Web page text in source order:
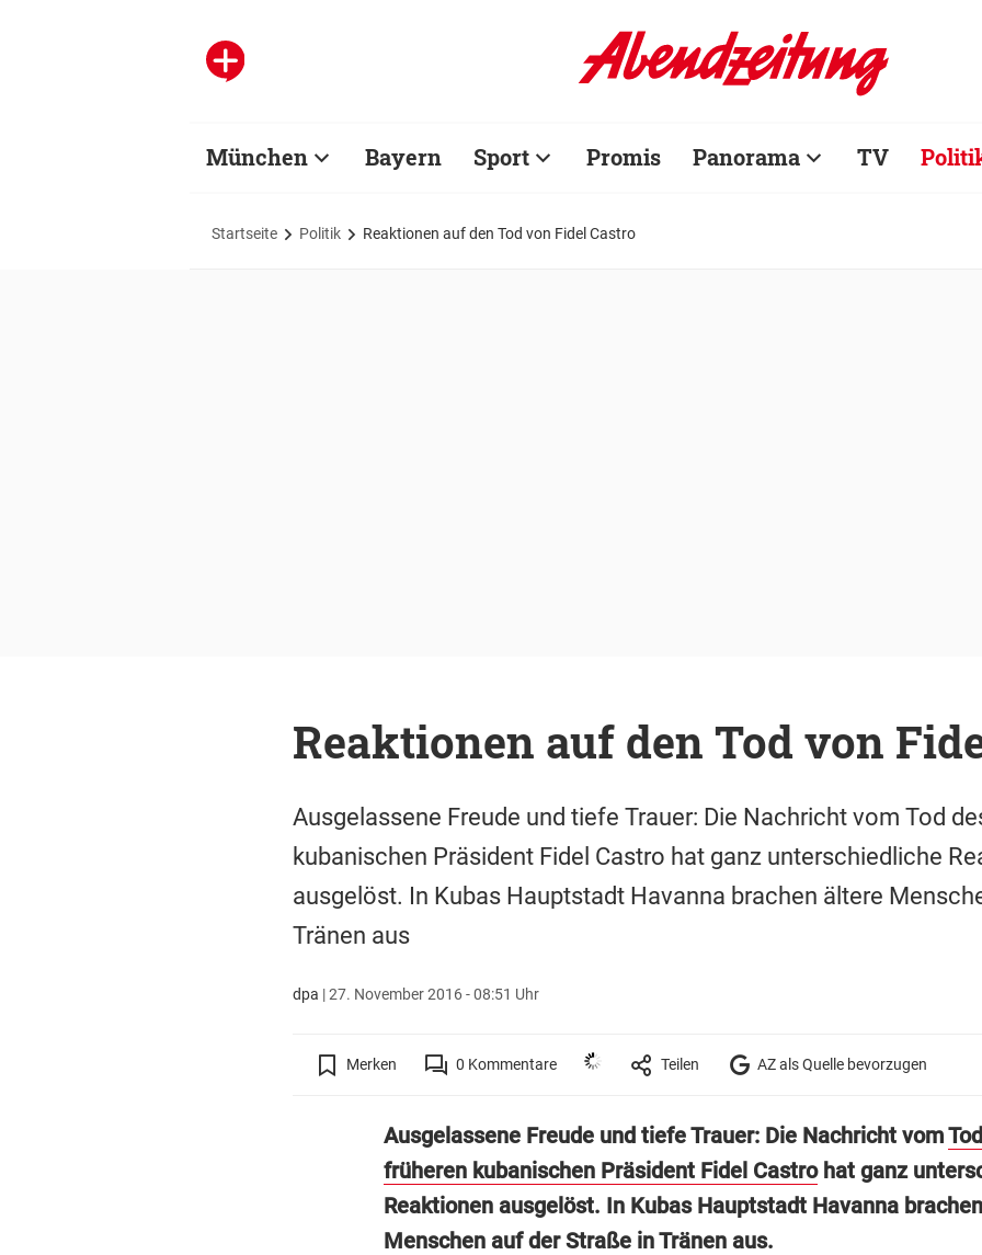
München Bayern Sport Promis Panorama TV
Startseite Politik Reaktionen auf den Tod von Fidel Castro
Reaktionen auf den Tod von
Ausgelassene Freude und tiefe Trauer: Die Nachricht vom Tod
kubanischen Präsident Fidel Castro hat ganz unterschiedliche
ausgelöst. In Kubas Hauptstadt Havanna brachen ältere
Tränen aus
dpa |27. November 2016 - 08:51 Uhr
Merken 0 Kommentare Teilen AZ als Quelle bevorzugen
Ausgelassene Freude und tiefe Trauer: Die Nachricht vom
früheren kubanischen Präsident Fidel Castrohat ganz
Reaktionen ausgelöst. In Kubas Hauptstadt Havanna
Menschen auf der Straße in Tränen aus.